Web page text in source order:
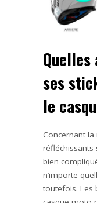
ses
le
Concernant
réfléchissants
bien
n’importe
toutefois. Les